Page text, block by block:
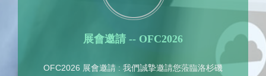
展會邀請 -- OFC2026
OFC2026 展會邀請 : 我們誠摯邀請您蒞臨洛杉磯